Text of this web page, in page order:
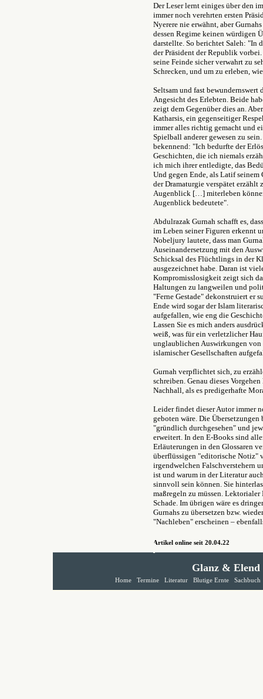
Der Leser lernt einiges über den
immer noch verehrten ersten
Nyerere nie erwähnt, aber
dessen Regime keinen würdigen
darstellte. So berichtet Saleh: "In
der Präsident der Republik
seine Feinde sicher verwahrt zu
Schrecken, und um zu erleben,
Seltsam und fast
Angesicht des Erlebten. Beide
zeigt dem Gegenüber dies an.
Katharsis, ein gegenseitiger
immer alles richtig gemacht und
Spielball anderer gewesen zu
bekennend: "Ich bedurfte der
Geschichten, die ich niemals
ich mich ihrer entledigte, das
Und gegen Ende, als Latif
der Dramaturgie verspätet erzählt
Augenblick […] miterleben
Augenblick bedeutete".
Abdulrazak Gurnah schafft es,
im Leben seiner Figuren erkennt
Nobeljury lautete, dass man
Auseinandersetzung mit den
Schicksal des Flüchtlings in der
ausgezeichnet habe. Daran ist
Kompromisslosigkeit zeigt sich
Haltungen zu langweilen und
"Ferne Gestade" dekonstruiert er
Ende wird sogar der Islam
aufgefallen, wie eng die
Lassen Sie es mich anders
weiß, was für ein verletzlicher
unglaublichen Auswirkungen
islamischer Gesellschaften
Gurnah verpflichtet sich, zu
schreiben. Genau dieses
Nachhall, als es predigerhafte
Leider findet dieser Autor immer
geboten wäre. Die
"gründlich durchgesehen" und
erweitert. In den E-Books sind
Erläuterungen in den Glossaren
überflüssigen "editorische Notiz"
irgendwelchen Falschverstehern
ist und warum in der Literatur
sinnvoll sein können. Sie
maßregeln zu müssen.
Schade. Im übrigen wäre es
Gurnahs zu übersetzen bzw.
"Nachleben" erscheinen –
Artikel online seit 20.04.22
Glanz & Elend
Home Termine Literatur Blutige Ernte Sachbuch